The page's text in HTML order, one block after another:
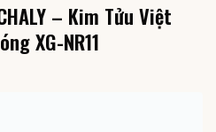
– Kim Tửu Việt
XG-NR11